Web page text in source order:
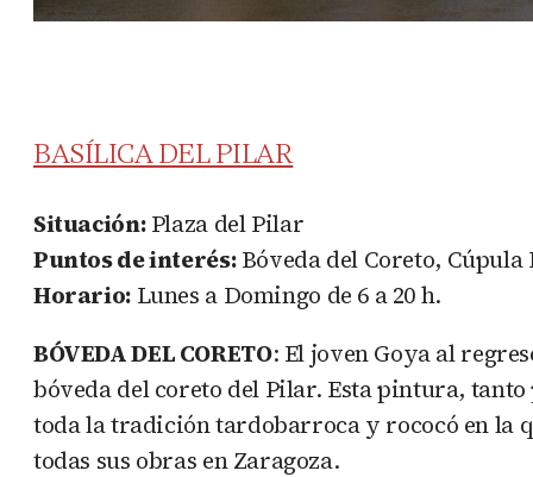
BASÍLICA DEL PILAR
Situación:Plaza del Pilar
Puntos de interés:Bóveda del Coreto,
Horario:Lunes a Domingo de 6 a 20 h.
BÓVEDA DEL CORETO: El joven Goya al
bóveda del coreto del Pilar. Esta pintura,
toda la tradición tardobarroca y rococó en la
todas sus obras en Zaragoza.